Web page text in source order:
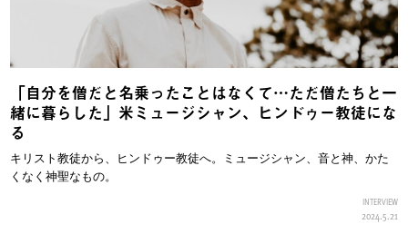
「自分を僧だと名乗ったことはなくて…ただ僧たちと一
緒に暮らした」米ミュージシャン、ヒンドゥー教徒にな
る
キリスト教徒から、ヒンドゥー教徒へ。ミュージシャン、音と神、かた
くなく神聖なもの。
INTERVIEW
2024.5.21